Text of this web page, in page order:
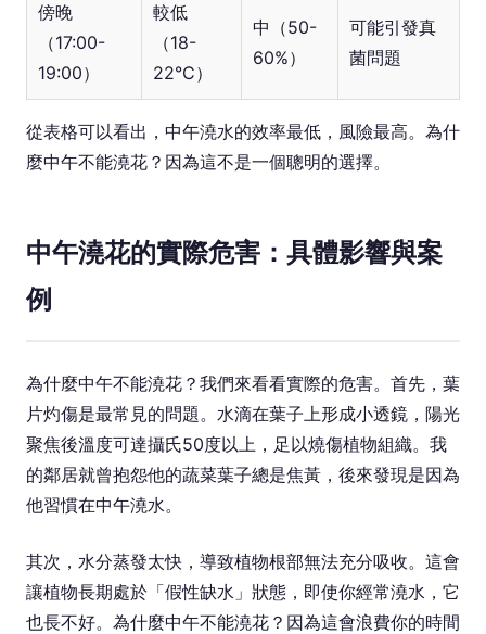
傍晚
（17:00-
19:00）
較低
（18-
22°C）
中（50-
60%）
可能引發真
菌問題
從表格可以看出，中午澆水的效率最低，風險最高。為什
麼中午不能澆花？因為這不是一個聰明的選擇。
中午澆花的實際危害：具體影響與案
例
為什麼中午不能澆花？我們來看看實際的危害。首先，葉
片灼傷是最常見的問題。水滴在葉子上形成小透鏡，陽光
聚焦後溫度可達攝氏50度以上，足以燒傷植物組織。我
的鄰居就曾抱怨他的蔬菜葉子總是焦黃，後來發現是因為
他習慣在中午澆水。
其次，水分蒸發太快，導致植物根部無法充分吸收。這會
讓植物長期處於「假性缺水」狀態，即使你經常澆水，它
也長不好。為什麼中午不能澆花？因為這會浪費你的時間